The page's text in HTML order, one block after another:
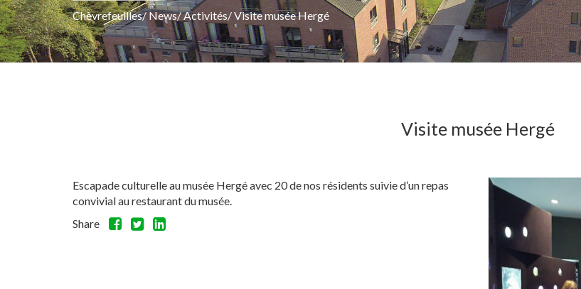
Chèvrefeuilles/News/Activités/Visite musée Hergé
Visite musée Hergé
Escapade culturelle au musée Hergé avec 20 de nos résidents suivie d’un repas
convivial au restaurant du musée.
Share